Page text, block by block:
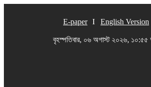
E-paper English Version
বৃহস্পতিবার, ০৬ অগাস্ট ২০২৬, ১০:৫৫